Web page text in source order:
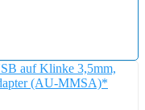
auf Klinke 3,5mm,
(AU-MMSA)*